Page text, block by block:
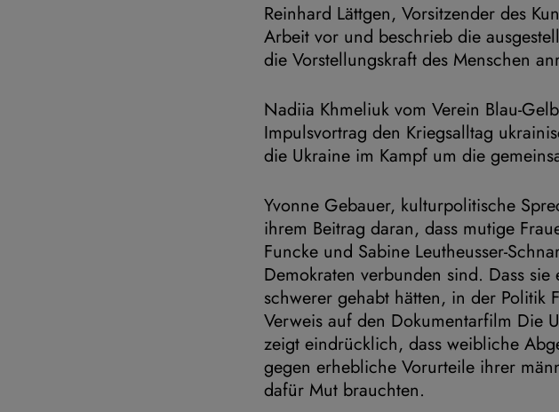
Reinhard Lättgen, Vorsitzender des
Arbeit vor und beschrieb die
die Vorstellungskraft des Menschen
Nadiia Khmeliuk vom Verein Blau-
Impulsvortrag den Kriegsalltag
die Ukraine im Kampf um die
Yvonne Gebauer, kulturpolitische
ihrem Beitrag daran, dass mutige
Funcke und Sabine Leutheusser-
Demokraten verbunden sind. Dass
schwerer gehabt hätten, in der Politik
Verweis auf den Dokumentarfilm Die
zeigt eindrücklich, dass weibliche
gegen erhebliche Vorurteile ihrer
dafür Mut brauchten.